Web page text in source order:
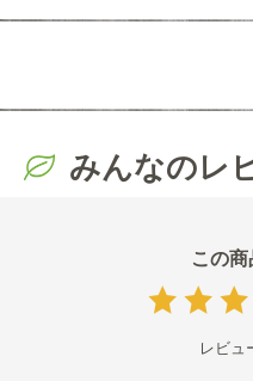
みんなのレ
レビュ